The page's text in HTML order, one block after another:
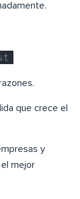
que crece el
y
mejor